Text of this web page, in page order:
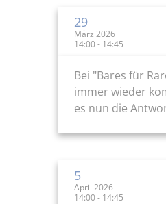
29
März 2026
14:00 - 14:45
Bei "Bares für
immer wieder
es nun die
5
April 2026
14:00 - 14:45